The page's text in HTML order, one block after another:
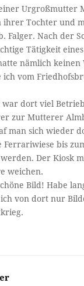
Urgroßmutter
ihrer Tochter und
Falger. Nach der
Tätigkeit
nämlich keinen
ich vom
war dort viel
zur Mutterer
man sich wieder
Ferrariwiese bis
Der Kiosk
weichen.
Bild! Habe
von dort nur